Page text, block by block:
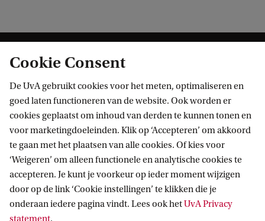
Informatie voor
Bachelorstudiekiezers
Masterstudiekiezers
UvA-studenten
Medewerkers
Direct naar
Webmail
Bibliotheek
Contact
Cookie Consent
De UvA gebruikt cookies voor het meten, optimaliseren en
goed laten functioneren van de website. Ook worden er
cookies geplaatst om inhoud van derden te kunnen tonen en
voor marketingdoeleinden. Klik op ‘Accepteren’ om akkoord
te gaan met het plaatsen van alle cookies. Of kies voor
‘Weigeren’ om alleen functionele en analytische cookies te
accepteren. Je kunt je voorkeur op ieder moment wijzigen
door op de link ‘Cookie instellingen’ te klikken die je
onderaan iedere pagina vindt. Lees ook hetUvA Privacy
statement.